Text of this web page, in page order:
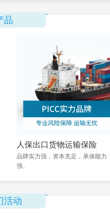
品
人保出口货物运输保险
品牌实力强，资本充足，承保能力
强。
活动